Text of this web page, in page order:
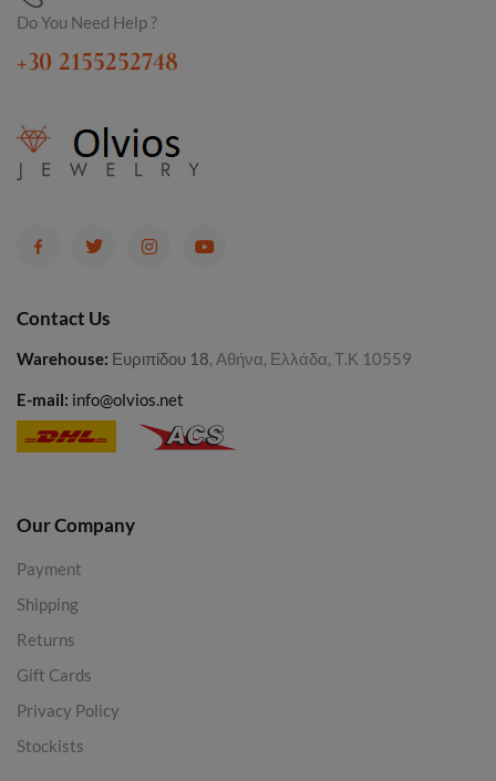
Do You Need Help ?
+30 2155252748
Contact Us
Warehouse: Ευριπίδου 18, Αθήνα, Ελλάδα, Τ.Κ 10559
E-mail: info@olvios.net
Our Company
Payment
Shipping
Returns
Gift Cards
Privacy Policy
Stockists